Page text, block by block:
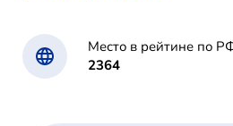
Место в рейтине по
2364